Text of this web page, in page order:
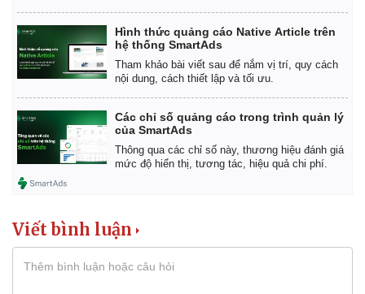
Pháp luật
Vụ án
Tin nóng
Tư vấn luật
Quân sự - Quốc phòng
Vũ khí
Việt Nam
Phân tích
Hình thức quảng cáo Native Article trên
hệ thống SmartAds
Tham khảo bài viết sau để nắm vị trí, quy cách
nội dung, cách thiết lập và tối ưu.
Các chỉ số quảng cáo trong trình quản lý
của SmartAds
Thông qua các chỉ số này, thương hiệu đánh giá
mức độ hiển thị, tương tác, hiệu quả chi phí.
Viết bình luận